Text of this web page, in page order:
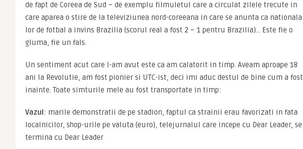
de fapt de Coreea de Sud – de exemplu filmuletul care a circulat zilele trecute in
care aparea o stire de la televiziunea nord-coreeana in care se anunta ca nationala
lor de fotbal a invins Brazilia (scorul real a fost 2 – 1 pentru Brazilia)… Este fie o
gluma, fie un fals.
Un sentiment acut care l-am avut este ca am calatorit in timp. Aveam aproape 18
ani la Revolutie, am fost pionier si UTC-ist, deci imi aduc destul de bine cum a fost
inainte. Toate simturile mele au fost transportate in timp:
Vazul: marile demonstratii de pe stadion, faptul ca strainii erau favorizati in fata
localnicilor, shop-urile pe valuta (euro), telejurnalul care incepe cu Dear Leader, se
termina cu Dear Leader